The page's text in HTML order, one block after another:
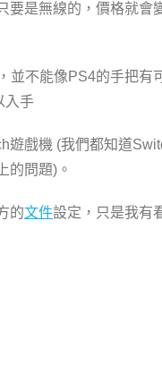
要是無線的，價格就會
並不能像PS4的手把有
入手
遊戲機 (我們都知道
的問題)。
的文件設定，只是我有